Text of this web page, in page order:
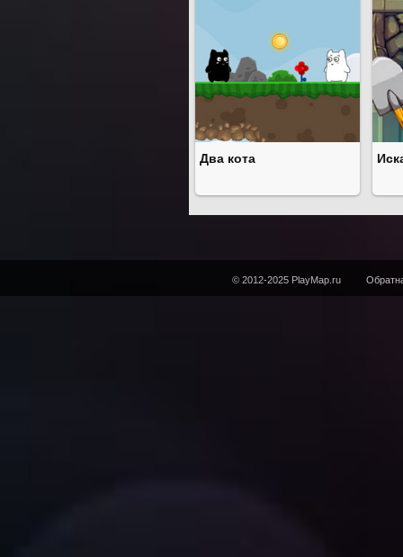
Два кота
© 2012-2025 PlayMap.ru